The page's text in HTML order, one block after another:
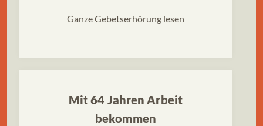
Ganze Gebetserhörung lesen
Mit 64 Jahren Arbeit
bekommen